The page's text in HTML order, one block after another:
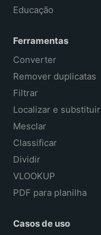
Educação
Ferramentas
Converter
Remover duplicatas
Filtrar
Localizar e substituir
Mesclar
Classificar
Dividir
VLOOKUP
PDF para planilha
Casos de uso